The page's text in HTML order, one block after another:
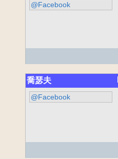
@Facebook
喬瑟夫
@Facebook